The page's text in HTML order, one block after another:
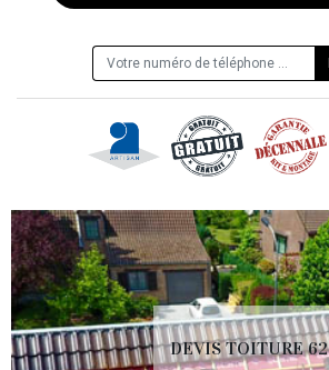
DEVIS TOITURE 62